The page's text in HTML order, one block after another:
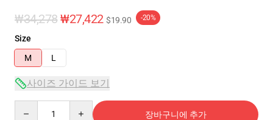
₩34,278₩27,422 $19.90 -20%
Size
M
L
사이즈 가이드 보기
장바구니에 추가